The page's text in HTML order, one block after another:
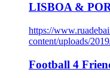
LISBOA &
https://
content/uploads/
Football 4